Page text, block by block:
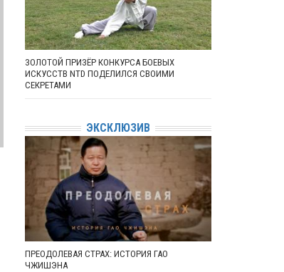
ЗОЛОТОЙ ПРИЗЁР КОНКУРСА БОЕВЫХ
ИСКУССТВ NTD ПОДЕЛИЛСЯ СВОИМИ
СЕКРЕТАМИ
ЭКСКЛЮЗИВ
ПРЕОДОЛЕВАЯ СТРАХ: ИСТОРИЯ ГАО
ЧЖИШЭНА